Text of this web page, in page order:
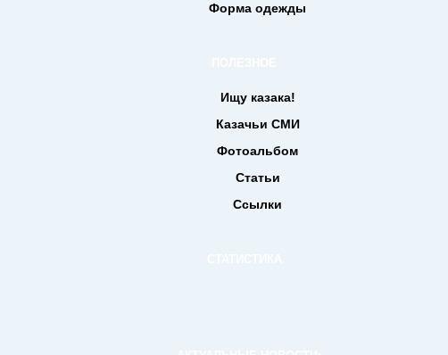
Форма одежды
Ищу казака!
Казачьи СМИ
Фотоальбом
Статьи
Ссылки